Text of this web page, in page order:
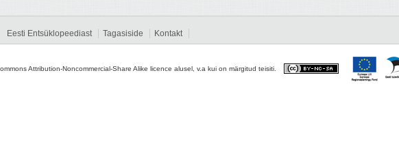
Eesti Entsüklopeediast Tagasiside Kontakt
Attribution-Noncommercial-Share Alike licence alusel, v.a kui on märgitud teisiti.